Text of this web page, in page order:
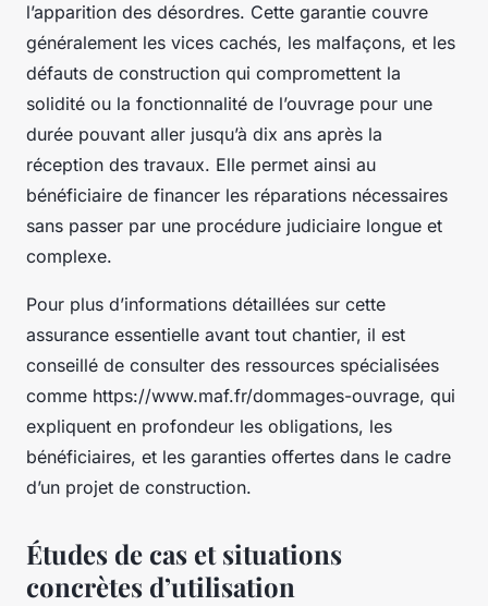
l’apparition des désordres. Cette garantie couvre
généralement les vices cachés, les malfaçons, et les
défauts de construction qui compromettent la
solidité ou la fonctionnalité de l’ouvrage pour une
durée pouvant aller jusqu’à dix ans après la
réception des travaux. Elle permet ainsi au
bénéficiaire de financer les réparations nécessaires
sans passer par une procédure judiciaire longue et
complexe.
Pour plus d’informations détaillées sur cette
assurance essentielle avant tout chantier, il est
conseillé de consulter des ressources spécialisées
comme https://www.maf.fr/dommages-ouvrage, qui
expliquent en profondeur les obligations, les
bénéficiaires, et les garanties offertes dans le cadre
d’un projet de construction.
Études de cas et situations
concrètes d’utilisation